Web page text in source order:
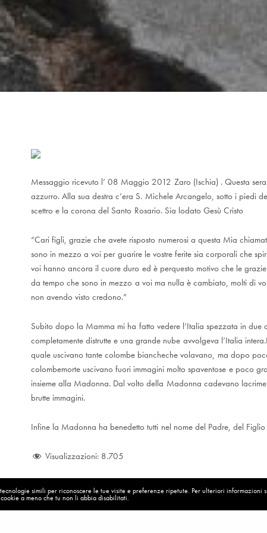
Messaggio ricevuto l’ 08 Maggio 2012 Zaro (Ischia) . Questa
azzurro. Alla sua destra c’era S. Michele Arcangelo, sotto i piedi
scettro e la corona del Santo Rosario. Sia lodato Gesù Cristo
“Cari figli, grazie che avete risposto numerosi a questa Mia
sono in mezzo a voi per guarire le vostre ferite sia corporali che
voi hanno ancora il cuore duro ed è perquesto motivo che le
da tempo che sono in mezzo a voi ma nulla è cambiato, molti di
non avendo visto credono.”
Subito dopo la Mamma mi ha fatto vedere l’Italia spezzata in
completamente distrutte e una grande nube avvolgeva l’Italia
quale uscivano tante colombe biancheche volavano, ma dopo
colombemorte uscivano fuori immagini molto spaventose e poco
insieme alla Madonna. Dal volto della Madonna cadevano
brutte immagini.
Infine la Madonna ha benedetto tutti nel nome del Padre, del
Visualizzazioni: 8.705
simili per riconoscere le tue visite e preferenze ripetute. Per ulteriori informazioni
a meno che tu non li abbia disabilitati.